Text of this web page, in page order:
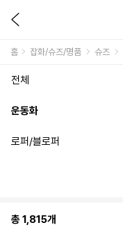
홈 잡화/슈즈/명품 슈즈
전체
운동화
로퍼/블로퍼
총1,815개